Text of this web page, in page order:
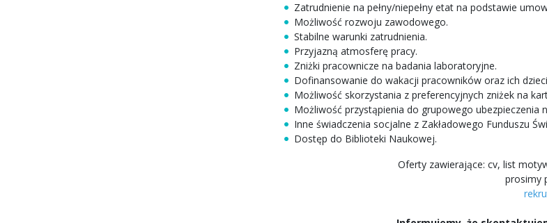
Zatrudnienie na pełny/niepełny etat na podstawie
Możliwość rozwoju zawodowego.
Stabilne warunki zatrudnienia.
Przyjazną atmosferę pracy.
Zniżki pracownicze na badania laboratoryjne.
Dofinansowanie do wakacji pracowników oraz ich
Możliwość skorzystania z preferencyjnych zniżek na
Możliwość przystąpienia do grupowego ubezpieczenia
Inne świadczenia socjalne z Zakładowego Funduszu
Dostęp do Biblioteki Naukowej.
Oferty zawierające: cv, list
prosimy